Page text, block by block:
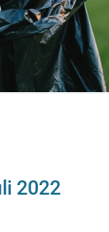
2022